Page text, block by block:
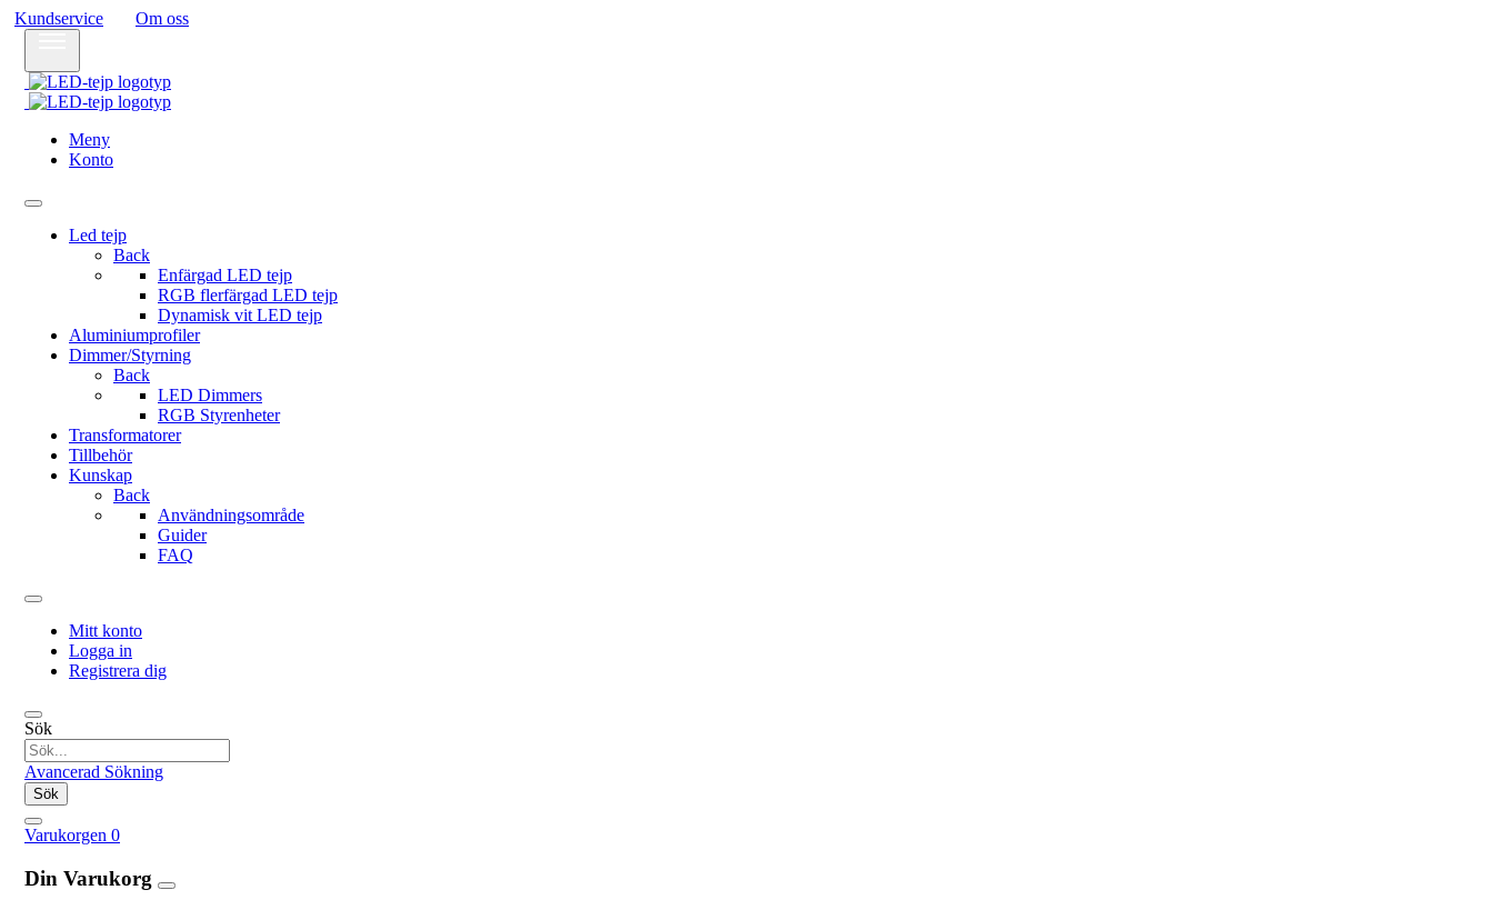
Kundservice Om oss
Meny
Konto
Led tejp
Back
Enfärgad LED tejp
RGB flerfärgad LED tejp
Dynamisk vit LED tejp
Aluminiumprofiler
Dimmer/Styrning
Back
LED Dimmers
RGB Styrenheter
Transformatorer
Tillbehör
Kunskap
Back
Användningsområde
Guider
FAQ
Mitt konto
Logga in
Registrera dig
Sök
Avancerad Sökning
Sök
Varukorgen 0
Din Varukorg